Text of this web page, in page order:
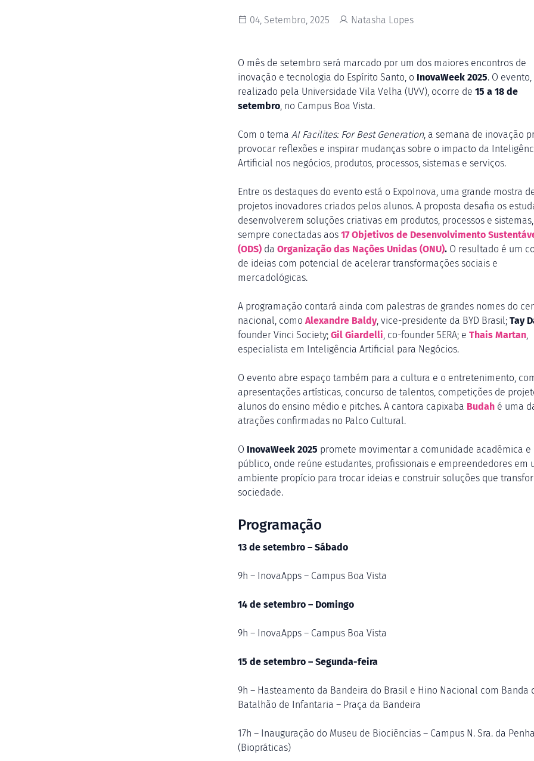
04, Setembro, 2025 Natasha Lopes
O mês de setembro será marcado por um dos maiores encontros de
inovação e tecnologia do Espírito Santo, o InovaWeek 2025. O evento,
realizado pela Universidade Vila Velha (UVV), ocorre de 15 a 18 de
setembro, no Campus Boa Vista.
Com o tema AI Facilites: For Best Generation, a semana de inovação
provocar reflexões e inspirar mudanças sobre o impacto da
Artificial nos negócios, produtos, processos, sistemas e serviços.
Entre os destaques do evento está o ExpoInova, uma grande mostra
projetos inovadores criados pelos alunos. A proposta desafia os
desenvolverem soluções criativas em produtos, processos e sistemas,
sempre conectadas aos 17 Objetivos de Desenvolvimento
(ODS) da Organização das Nações Unidas (ONU). O resultado é um
de ideias com potencial de acelerar transformações sociais e
mercadológicas.
A programação contará ainda com palestras de grandes nomes do
nacional, como Alexandre Baldy, vice-presidente da BYD Brasil; Tay
founder Vinci Society; Gil Giardelli, co-founder 5ERA; e Thais Martan,
especialista em Inteligência Artificial para Negócios.
O evento abre espaço também para a cultura e o entretenimento,
apresentações artísticas, concurso de talentos, competições de
alunos do ensino médio e pitches. A cantora capixaba Budah é uma
atrações confirmadas no Palco Cultural.
O InovaWeek 2025 promete movimentar a comunidade acadêmica e
público, onde reúne estudantes, profissionais e empreendedores em
ambiente propício para trocar ideias e construir soluções que
sociedade.
Programação
13 de setembro – Sábado
9h – InovaApps – Campus Boa Vista
14 de setembro – Domingo
9h – InovaApps – Campus Boa Vista
15 de setembro – Segunda-feira
9h – Hasteamento da Bandeira do Brasil e Hino Nacional com Banda
Batalhão de Infantaria – Praça da Bandeira
17h – Inauguração do Museu de Biociências – Campus N. Sra. da Penha
(Biopráticas)